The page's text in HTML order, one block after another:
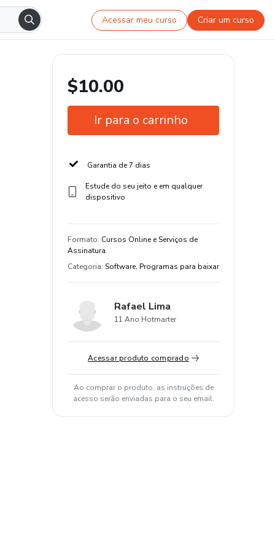
Acessar meu curso Criar um curso
$10.00
Ir para o carrinho
Garantia de 7 dias
Estude do seu jeito e em qualquer
dispositivo
Formato: Cursos Online e Serviços de
Assinatura
Categoria: Software, Programas para baixar
Rafael Lima
11 Ano Hotmarter
Acessar produto comprado
Ao comprar o produto, as instruções de
acesso serão enviadas para o seu email.